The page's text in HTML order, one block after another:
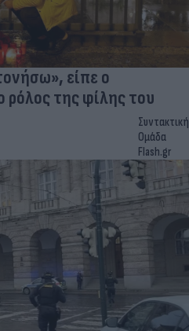
είπε ο
της φίλης του
Συντακτική
Ομάδα
Flash.gr